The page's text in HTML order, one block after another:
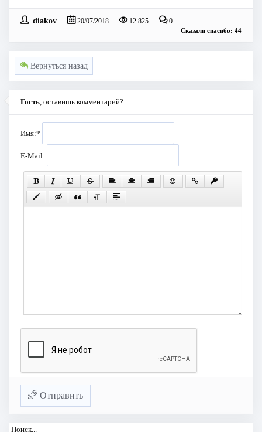
diakov 20/07/2018 12 825 0
Сказали спасибо: 44
Вернуться назад
Гость , оставишь комментарий?
Имя:*
E-Mail:
Отправить